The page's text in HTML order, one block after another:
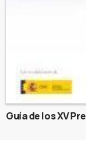
Guía de los XV